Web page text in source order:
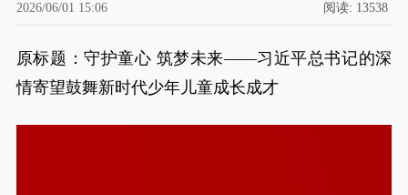
2026/06/01 15:06 阅读: 13538
原标题：守护童心 筑梦未来——习近平总书记的深
情寄望鼓舞新时代少年儿童成长成才